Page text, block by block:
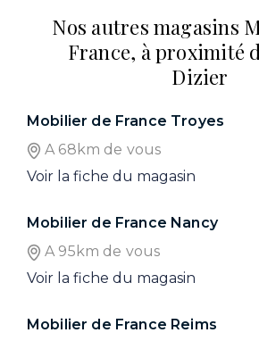
Nos autres magasins
France, à proximité
Dizier
Mobilier de France Troyes
A 68km de vous
Voir la fiche du magasin
Mobilier de France Nancy
A 95km de vous
Voir la fiche du magasin
Mobilier de France Reims